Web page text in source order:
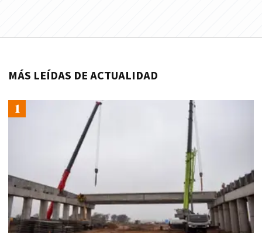
MÁS LEÍDAS DE ACTUALIDAD